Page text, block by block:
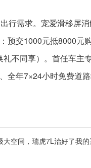
行需求。宠爱滑移屏
预交1000元抵8000元
不同享）。首任车主
全年7×24小时免费道
大空间，瑞虎7L治好了我